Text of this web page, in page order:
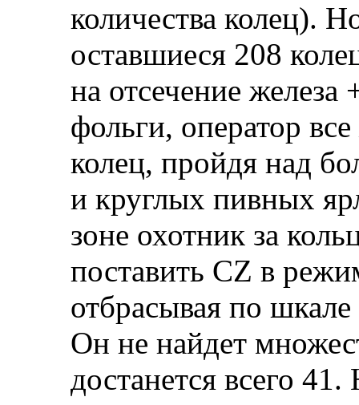
количества колец).
оставшиеся 208
на отсечение
фольги, оператор
колец, пройдя над
и круглых пивных
зоне охотник за
поставить CZ в
отбрасывая по
Он не найдет
достанется всего